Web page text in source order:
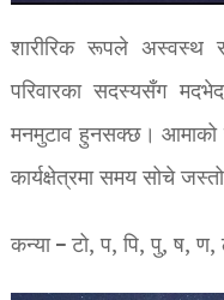
शारीरिक रूपले अस्वस्थ
परिवारका सदस्यसँग
मनमुटाव हुनसक्छ। आमाको
कार्यक्षेत्रमा समय सोचे
कन्या – टो, प, पि, पु, ष,